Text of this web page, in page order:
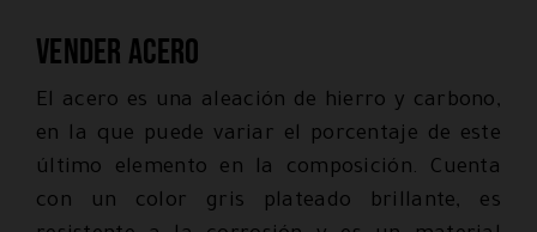
Vender acero
El acero es una aleación de hierro y carbono,
en la que puede variar el porcentaje de este
último elemento en la composición. Cuenta
con un color gris plateado brillante, es